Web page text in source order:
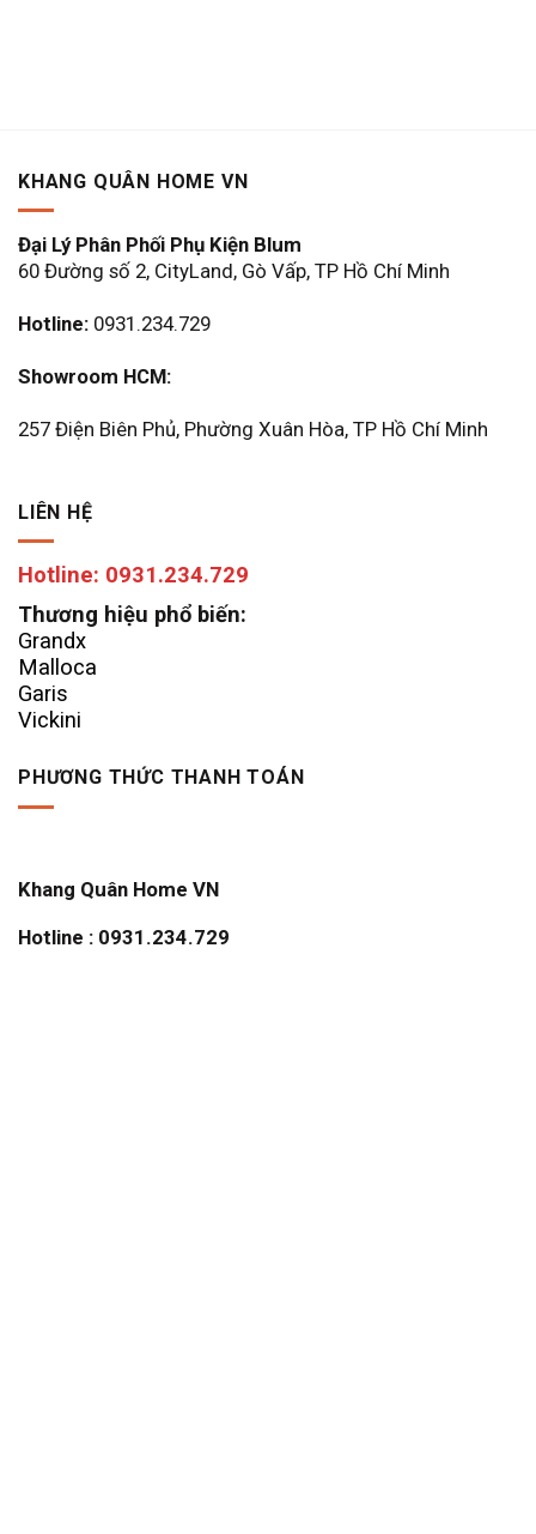
KHANG QUÂN HOME VN
Đại Lý Phân Phối Phụ Kiện Blum
60 Đường số 2, CityLand, Gò Vấp, TP Hồ Chí Minh
Hotline: 0931.234.729
Showroom HCM:
257 Điện Biên Phủ, Phường Xuân Hòa, TP Hồ Chí Minh
LIÊN HỆ
Hotline: 0931.234.729
Thương hiệu phổ biến:
Grandx
Malloca
Garis
Vickini
PHƯƠNG THỨC THANH TOÁN
Khang Quân Home VN
Hotline : 0931.234.729